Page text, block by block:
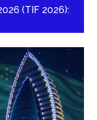
(TIF 2026):